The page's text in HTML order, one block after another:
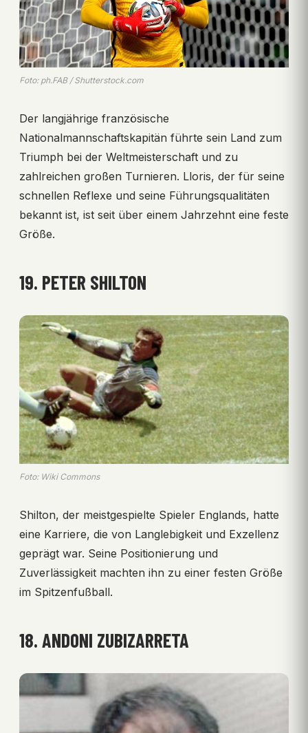
Foto: ph.FAB / Shutterstock.com
Der langjährige französische
Nationalmannschaftskapitän führte sein Land zum
Triumph bei der Weltmeisterschaft und zu
zahlreichen großen Turnieren. Lloris, der für seine
schnellen Reflexe und seine Führungsqualitäten
bekannt ist, ist seit über einem Jahrzehnt eine feste
Größe.
19. PETER SHILTON
Foto: Wiki Commons
Shilton, der meistgespielte Spieler Englands, hatte
eine Karriere, die von Langlebigkeit und Exzellenz
geprägt war. Seine Positionierung und
Zuverlässigkeit machten ihn zu einer festen Größe
im Spitzenfußball.
18. ANDONI ZUBIZARRETA